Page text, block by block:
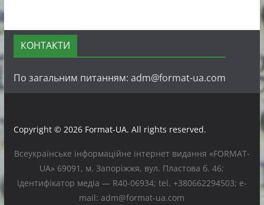
КОНТАКТИ
По загальним питанням: adm@format-ua.com
Copyright © 2026 Format-UA. All rights reserved.
Всеукраїнське інформаційне інтернет видання «FORMAT-
UA» 69091, м. Запоріжжя, вул. Пластова б. 46;
ідентифікатор медіа — R40-06934; tel. +380662294503; e-
mail: adm@format-ua.com